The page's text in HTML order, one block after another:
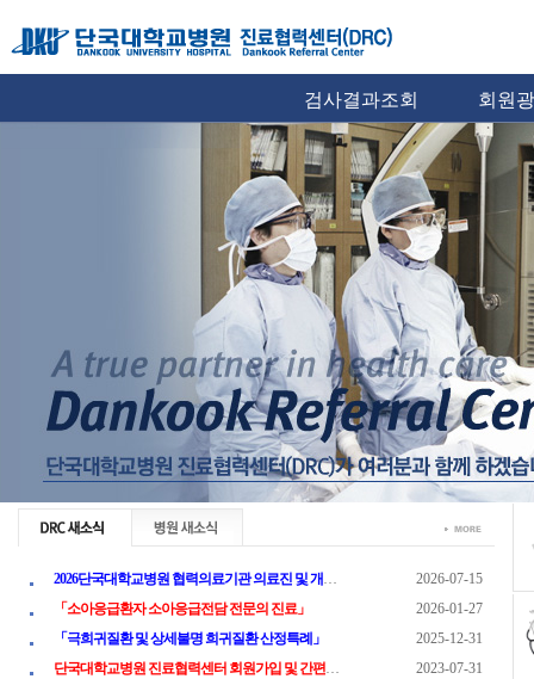
검사결과조회 회원
2026단국대학교병원 협력의료기관 의료진 및 개원의 연수강좌
2026-07-15
「소아응급환자 소아응급전담 전문의 진료」
2026-01-27
「극희귀질환 및 상세불명 희귀질환 산정특례」
2025-12-31
단국대학교병원 진료협력센터 회원가입 및 간편진료예약 중지 안내
2023-07-31